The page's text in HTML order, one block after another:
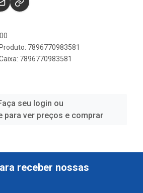
7896770983581
7896770983581
seu login ou
para ver preços e comprar
receber nossas